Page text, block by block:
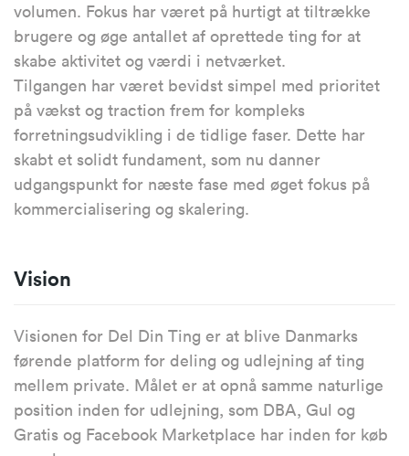
volumen. Fokus har været på hurtigt at tiltrække
brugere og øge antallet af oprettede ting for at
skabe aktivitet og værdi i netværket.
Tilgangen har været bevidst simpel med prioritet
på vækst og traction frem for kompleks
forretningsudvikling i de tidlige faser. Dette har
skabt et solidt fundament, som nu danner
udgangspunkt for næste fase med øget fokus på
kommercialisering og skalering.
Vision
Visionen for Del Din Ting er at blive Danmarks
førende platform for deling og udlejning af ting
mellem private. Målet er at opnå samme naturlige
position inden for udlejning, som DBA, Gul og
Gratis og Facebook Marketplace har inden for køb